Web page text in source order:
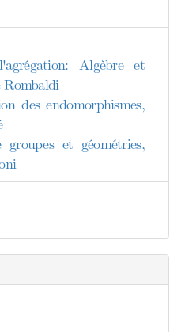
Algèbre et
Rombaldi
des endomorphismes,
groupes et géométries,